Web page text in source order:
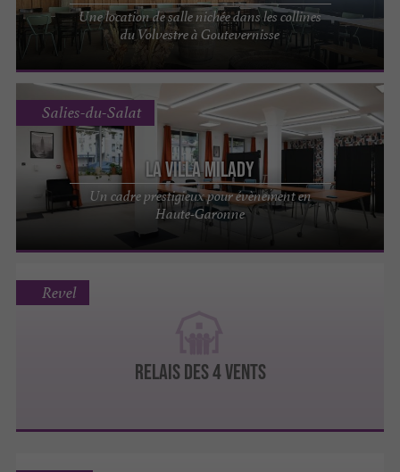
Une location de salle nichée dans les collines
du Volvestre à Goutevernisse
La Villa Milady
Un cadre prestigieux pour évènement en
Haute-Garonne
Salies-du-Salat
Relais des 4 vents
Revel